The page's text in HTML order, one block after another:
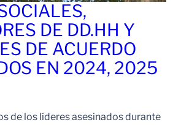
DE DD.HH Y
DE ACUERDO
EN 2024, 2025
de los líderes asesinados durante